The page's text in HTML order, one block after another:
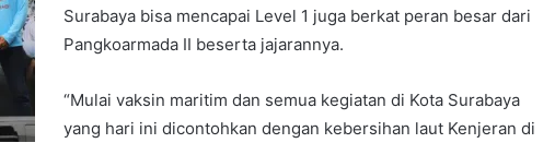
Surabaya bisa mencapai Level 1 juga berkat peran besar dari
Pangkoarmada II beserta jajarannya.
“Mulai vaksin maritim dan semua kegiatan di Kota Surabaya
yang hari ini dicontohkan dengan kebersihan laut Kenjeran di